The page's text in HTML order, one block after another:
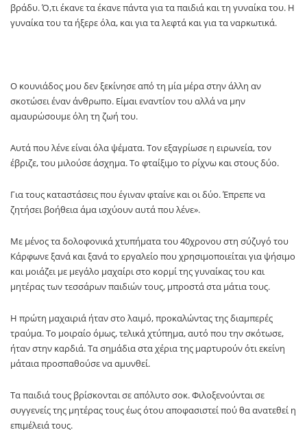
βράδυ. Ό,τι έκανε τα έκανε πάντα για τα παιδιά και τη γυναίκα του. Η
γυναίκα του τα ήξερε όλα, και για τα λεφτά και για τα ναρκωτικά.
Ο κουνιάδος μου δεν ξεκίνησε από τη μία μέρα στην άλλη αν
σκοτώσει έναν άνθρωπο. Είμαι εναντίον του αλλά να μην
αμαυρώσουμε όλη τη ζωή του.
Αυτά που λένε είναι όλα ψέματα. Τον εξαγρίωσε η ειρωνεία, τον
έβριζε, του μιλούσε άσχημα. Το φταίξιμο το ρίχνω και στους δύο.
Για τους καταστάσεις που έγιναν φταίνε και οι δύο. Έπρεπε να
ζητήσει βοήθεια άμα ισχύουν αυτά που λένε».
Με μένος τα δολοφονικά χτυπήματα του 40χρονου στη σύζυγό του
Κάρφωνε ξανά και ξανά το εργαλείο που χρησιμοποιείται για ψήσιμο
και μοιάζει με μεγάλο μαχαίρι στο κορμί της γυναίκας του και
μητέρας των τεσσάρων παιδιών τους, μπροστά στα μάτια τους.
Η πρώτη μαχαιριά ήταν στο λαιμό, προκαλώντας της διαμπερές
τραύμα. Το μοιραίο όμως, τελικά χτύπημα, αυτό που την σκότωσε,
ήταν στην καρδιά. Τα σημάδια στα χέρια της μαρτυρούν ότι εκείνη
μάταια προσπαθούσε να αμυνθεί.
Τα παιδιά τους βρίσκονται σε απόλυτο σοκ. Φιλοξενούνται σε
συγγενείς της μητέρας τους έως ότου αποφασιστεί πού θα ανατεθεί η
επιμέλειά τους.